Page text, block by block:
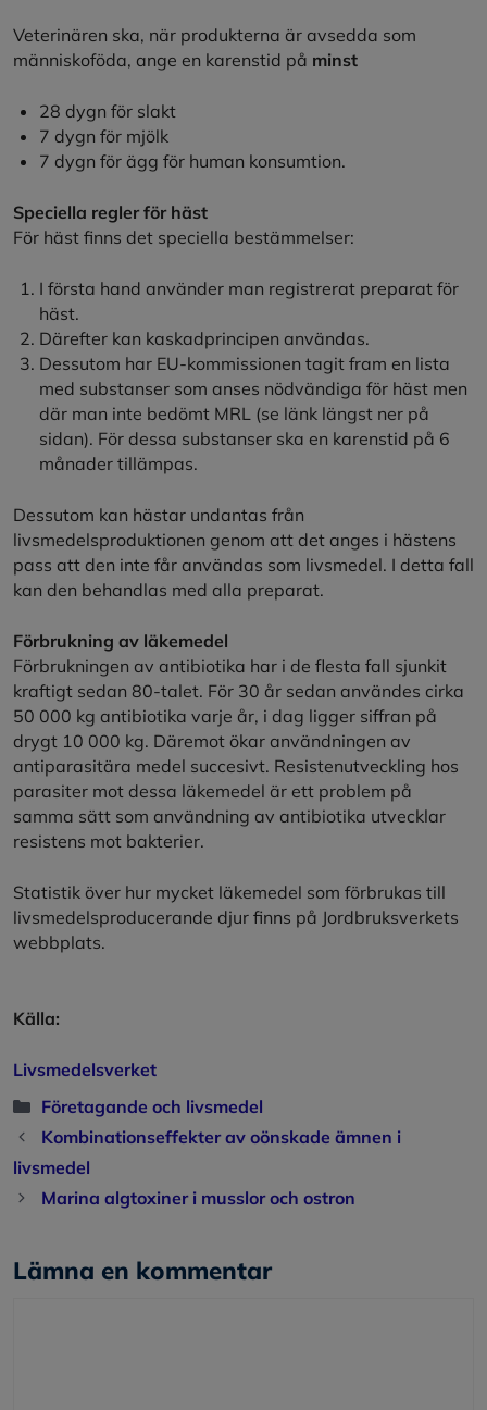
Veterinären ska, när produkterna är avsedda som
människoföda, ange en karenstid på minst
28 dygn för slakt
7 dygn för mjölk
7 dygn för ägg för human konsumtion.
Speciella regler för häst
För häst finns det speciella bestämmelser:
I första hand använder man registrerat preparat för
häst.
Därefter kan kaskadprincipen användas.
Dessutom har EU-kommissionen tagit fram en lista
med substanser som anses nödvändiga för häst men
där man inte bedömt MRL (se länk längst ner på
sidan). För dessa substanser ska en karenstid på 6
månader tillämpas.
Dessutom kan hästar undantas från
livsmedelsproduktionen genom att det anges i hästens
pass att den inte får användas som livsmedel. I detta fall
kan den behandlas med alla preparat.
Förbrukning av läkemedel
Förbrukningen av antibiotika har i de flesta fall sjunkit
kraftigt sedan 80-talet. För 30 år sedan användes cirka
50 000 kg antibiotika varje år, i dag ligger siffran på
drygt 10 000 kg. Däremot ökar användningen av
antiparasitära medel succesivt. Resistenutveckling hos
parasiter mot dessa läkemedel är ett problem på
samma sätt som användning av antibiotika utvecklar
resistens mot bakterier.
Statistik över hur mycket läkemedel som förbrukas till
livsmedelsproducerande djur finns på Jordbruksverkets
webbplats.
Källa:
Livsmedelsverket
Kategorier
Företagande och livsmedel
Kombinationseffekter av oönskade ämnen i
livsmedel
Marina algtoxiner i musslor och ostron
Lämna en kommentar